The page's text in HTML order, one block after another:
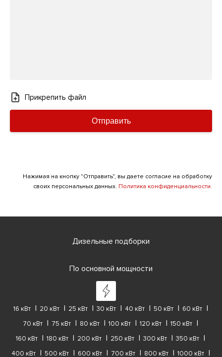
Прикрепить файл
Отправить
Нажимая на кнопку "Отправить", вы даете согласие на обработку
своих персональных данных. Политика конфиденциальности.
Дизельные подборки
По основной мощности
16 кВт 20 кВт 25 кВт 30 кВт 40 кВт 50 кВт
60 кВт
70 кВт
75 кВт 80 кВт 100 кВт 120 кВт
150 кВт
160 кВт
180 кВт 200 кВт 250 кВт 300 кВт
350 кВт
400 кВт
500 кВт 600 кВт 700 кВт 800 кВт
1000 кВт